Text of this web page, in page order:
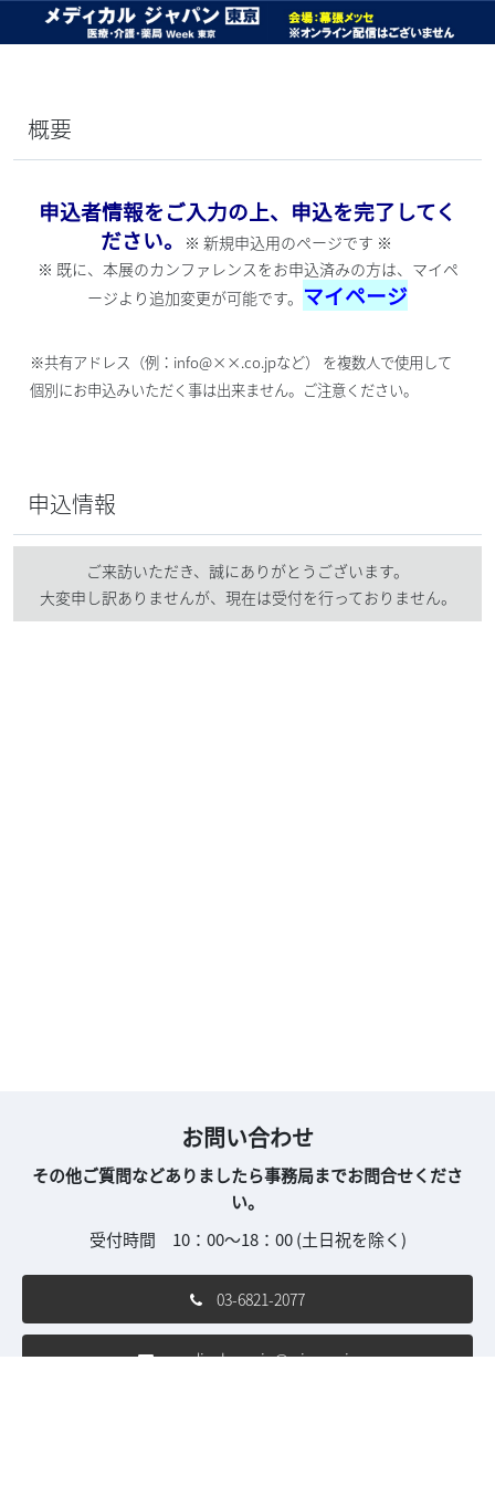
概要
申込者情報をご入力の上、申込を完了してく
ださい。
※ 新規申込用のページです ※
※ 既に、本展のカンファレンスをお申込済みの方は、マイペ
ージより追加変更が可能です。 マイページ
※共有アドレス（例：info@××.co.jpなど） を複数人で使用して
個別にお申込みいただく事は出来ません。ご注意ください。
申込情報
ご来訪いただき、誠にありがとうございます。
大変申し訳ありませんが、現在は受付を行っておりません。
お問い合わせ
その他ご質問などありましたら事務局までお問合せくださ
い。
受付時間 10：00～18：00 (土日祝を除く)
03-6821-2077
medical-con.jp@rxjapan.jp